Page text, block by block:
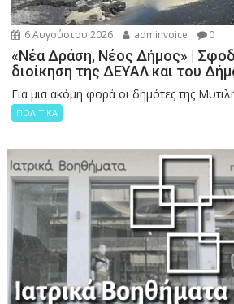
6 Αυγούστου 2026 adminvoice 0
«Νέα Δράση, Νέος Δήμος» |
διοίκηση της ΔΕΥΑΛ και του
Για μια ακόμη φορά οι δημότες της
ΠΟΛΙΤΙΚΑ